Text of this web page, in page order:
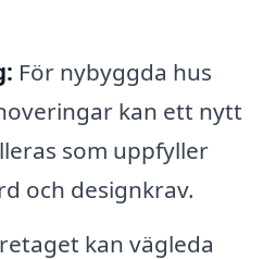
För nybyggda hus
kan ett nytt
som uppfyller
och designkrav.
kan vägleda